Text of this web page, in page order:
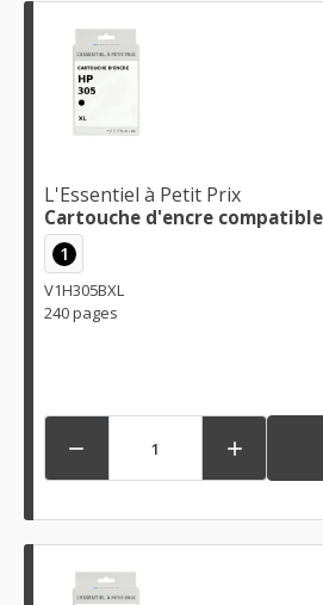
L'Essentiel à Petit Prix
Cartouche d'encre compatible
1
V1H305BXL
240 pages
 